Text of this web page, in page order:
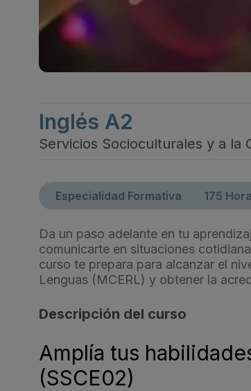
Inglés A2
Servicios Socioculturales y a la
Especialidad Formativa 175
Da un paso adelante en tu
comunicarte en situaciones
curso te prepara para alcanzar el
Lenguas (MCERL) y obtener la
Descripción del curso
Amplía tus
(SSCE02)